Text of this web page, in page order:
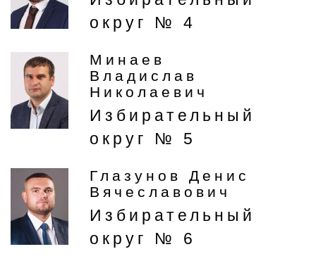
округ № 4
Минаев
Владислав
Николаевич
Избирательный
округ № 5
Глазунов Денис
Вячеславович
Избирательный
округ № 6